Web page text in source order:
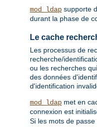
mod_ldap supporte
durant la phase de
Le cache
Les processus de
recherche/
ou les recherches
des données
d'identification
mod_ldap met en
connexion est
Si les mots de